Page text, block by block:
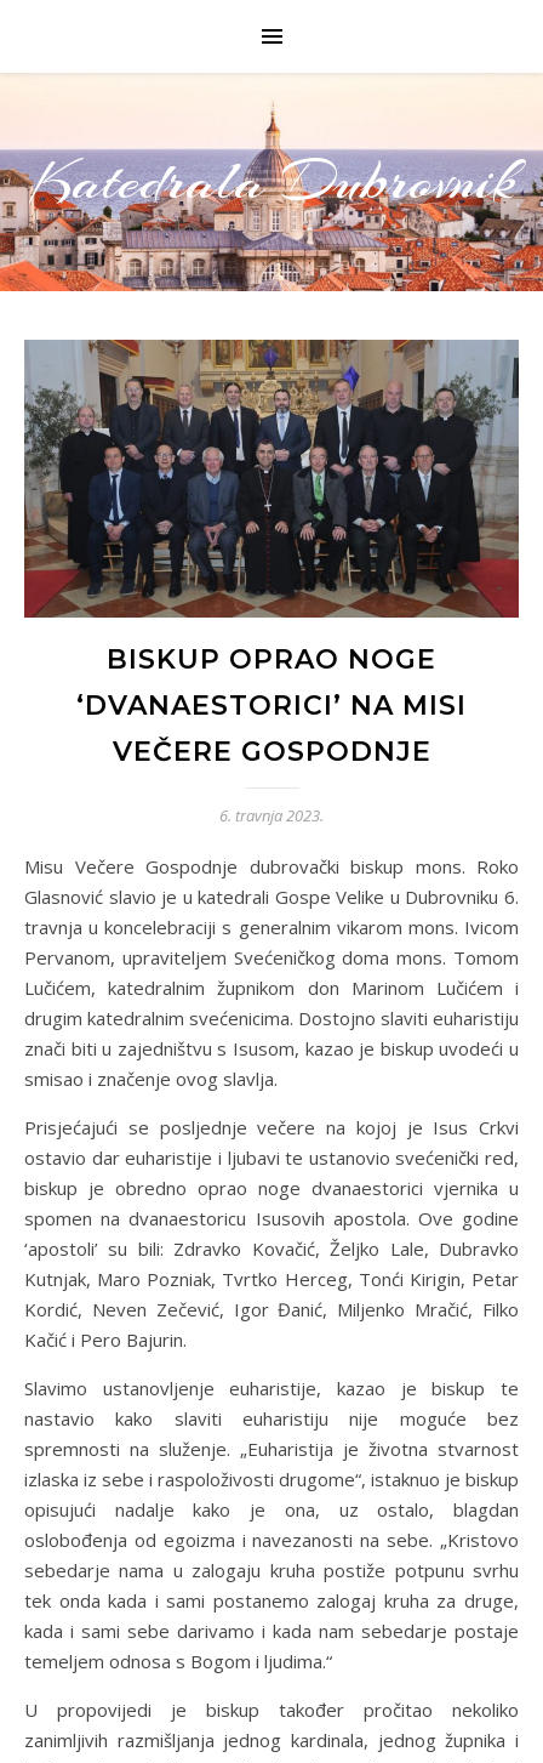
Katedrala Dubrovnik
BISKUP OPRAO NOGE
‘DVANAESTORICI’ NA MISI
VEČERE GOSPODNJE
6. travnja 2023.
Misu Večere Gospodnje dubrovački biskup mons. Roko
Glasnović slavio je u katedrali Gospe Velike u Dubrovniku 6.
travnja u koncelebraciji s generalnim vikarom mons. Ivicom
Pervanom, upraviteljem Svećeničkog doma mons. Tomom
Lučićem, katedralnim župnikom don Marinom Lučićem i
drugim katedralnim svećenicima. Dostojno slaviti euharistiju
znači biti u zajedništvu s Isusom, kazao je biskup uvodeći u
smisao i značenje ovog slavlja.
Prisjećajući se posljednje večere na kojoj je Isus Crkvi
ostavio dar euharistije i ljubavi te ustanovio svećenički red,
biskup je obredno oprao noge dvanaestorici vjernika u
spomen na dvanaestoricu Isusovih apostola. Ove godine
‘apostoli’ su bili: Zdravko Kovačić, Željko Lale, Dubravko
Kutnjak, Maro Pozniak, Tvrtko Herceg, Tonći Kirigin, Petar
Kordić, Neven Zečević, Igor Đanić, Miljenko Mračić, Filko
Kačić i Pero Bajurin.
Slavimo ustanovljenje euharistije, kazao je biskup te
nastavio kako slaviti euharistiju nije moguće bez
spremnosti na služenje. „Euharistija je životna stvarnost
izlaska iz sebe i raspoloživosti drugome“, istaknuo je biskup
opisujući nadalje kako je ona, uz ostalo, blagdan
oslobođenja od egoizma i navezanosti na sebe. „Kristovo
sebedarje nama u zalogaju kruha postiže potpunu svrhu
tek onda kada i sami postanemo zalogaj kruha za druge,
kada i sami sebe darivamo i kada nam sebedarje postaje
temeljem odnosa s Bogom i ljudima.“
U propovijedi je biskup također pročitao nekoliko
zanimljivih razmišljanja jednog kardinala, jednog župnika i